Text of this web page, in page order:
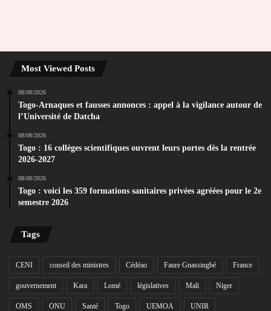
Most Viewed Posts
08/08/2026
Togo-Arnaques et fausses annonces : appel à la vigilance autour de
l’Université de Datcha
08/08/2026
Togo : 16 collèges scientifiques ouvrent leurs portes dès la rentrée
2026-2027
08/08/2026
Togo : voici les 359 formations sanitaires privées agréées pour le 2e
semestre 2026
Tags
CENI conseil des ministres Cédéao Faure Gnassingbé France
gouvernement Kara Lomé législatives Mali Niger
OMS ONU Santé Togo UEMOA UNIR